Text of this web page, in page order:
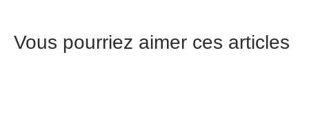
Vous pourriez aimer ces articles